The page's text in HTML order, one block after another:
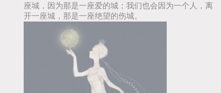
座城，因为那是一座爱的城；我们也会因为一个人，离
开一座城，那是一座绝望的伤城。